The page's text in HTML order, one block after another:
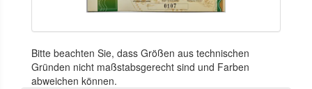
Bitte beachten Sie, dass Größen aus technischen
Gründen nicht maßstabsgerecht sind und Farben
abweichen können.